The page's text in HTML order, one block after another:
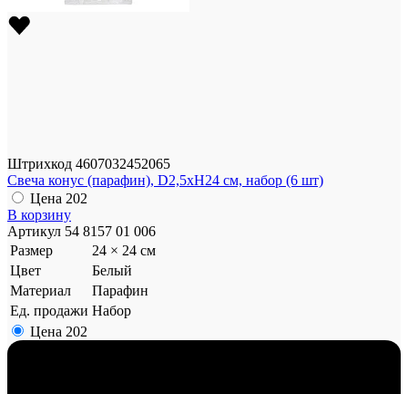
Штрихкод 4607032452065
Свеча конус (парафин), D2,5xH24 см, набор (6 шт)
Цена 202
В корзину
Артикул 54 8157 01 006
Размер
24 × 24 см
Цвет
Белый
Материал
Парафин
Ед. продажи Набор
Цена 202